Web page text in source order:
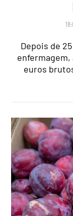
Depois de
enfermagem,
euros